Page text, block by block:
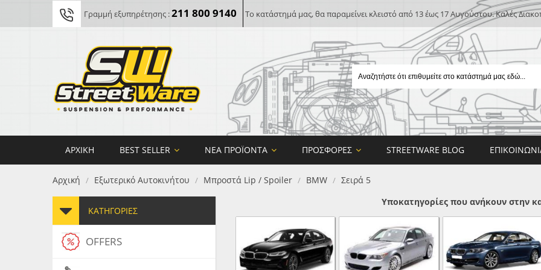
Γραμμή εξυπηρέτησης :211 800 9140 Το κατάστημά μας, θα παραμείνει κλειστό από 13 έως 17 Αυγούστου. Καλές
ΑΡΧΙΚΉ BEST SELLER ΝΈΑ ΠΡΟΪΌΝΤΑ ΠΡΟΣΦΟΡΈΣ STREETWARE BLOG
Αρχική / Εξωτερικό Αυτοκινήτου / Μπροστά Lip / Spoiler / BMW / Σειρά 5
ΚΑΤΗΓΟΡΊΕΣ
OFFERS
FORGE
MAXTON DESIGN
Υποκατηγορίες που ανήκουν στην